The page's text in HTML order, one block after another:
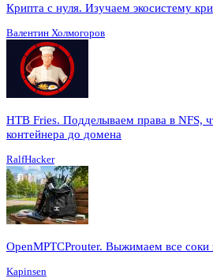
Крипта с нуля. Изучаем экосистему
Валентин Холмогоров
HTB Fries. Подделываем права в NFS,
контейнера до домена
RalfHacker
OpenMPTCProuter. Выжимаем все соки
Kapinsen